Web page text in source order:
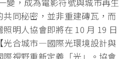
同秘密，並非重建磚瓦，而
明人協會即將在 10 月 19 日
光合城市—國際光環境設計與
視野重新定義「光」。協會